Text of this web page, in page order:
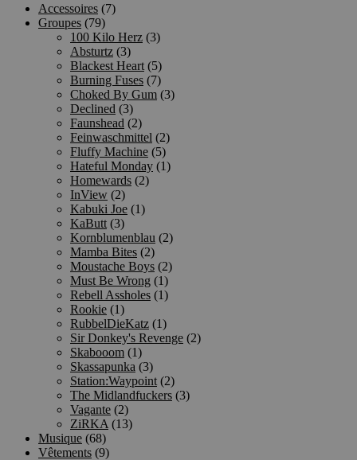
Accessoires (7)
Groupes (79)
100 Kilo Herz (3)
Absturtz (3)
Blackest Heart (5)
Burning Fuses (7)
Choked By Gum (3)
Declined (3)
Faunshead (2)
Feinwaschmittel (2)
Fluffy Machine (5)
Hateful Monday (1)
Homewards (2)
InView (2)
Kabuki Joe (1)
KaButt (3)
Kornblumenblau (2)
Mamba Bites (2)
Moustache Boys (2)
Must Be Wrong (1)
Rebell Assholes (1)
Rookie (1)
RubbelDieKatz (1)
Sir Donkey's Revenge (2)
Skabooom (1)
Skassapunka (3)
Station:Waypoint (2)
The Midlandfuckers (3)
Vagante (2)
ZiRKA (13)
Musique (68)
Vêtements (9)